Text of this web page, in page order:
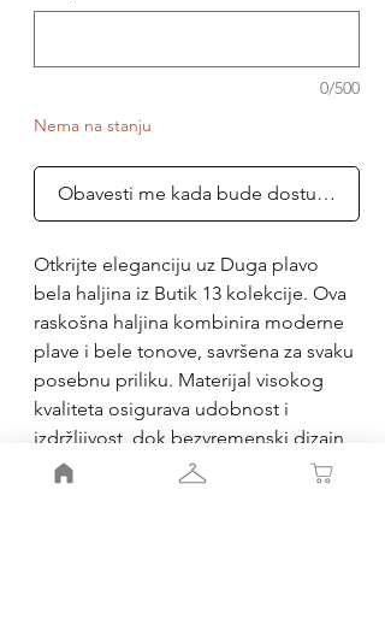
0/500
Nema na stanju
Obavesti me kada bude dostupno
Otkrijte eleganciju uz Duga plavo
bela haljina iz Butik 13 kolekcije. Ova
raskošna haljina kombinira moderne
plave i bele tonove, savršena za svaku
posebnu priliku. Materijal visokog
kvaliteta osigurava udobnost i
izdržljivost, dok bezvremenski dizajn
odiše sofisticiranošću. Odaberite